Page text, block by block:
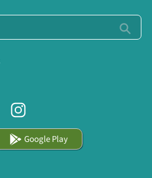
Google Play